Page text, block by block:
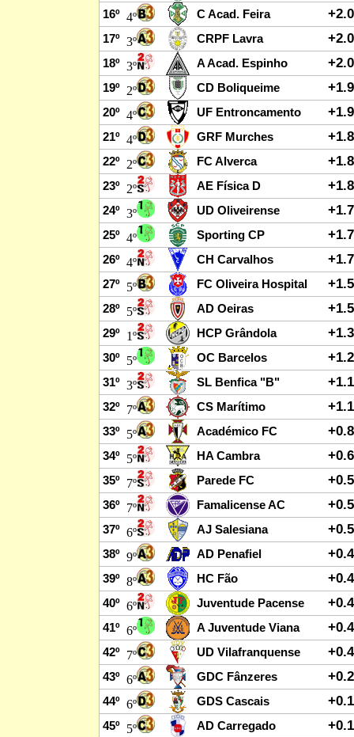
16º 4º C Acad. Feira
17º 3º CRPF Lavra
18º 3º A Acad. Espinho
19º 2º CD Boliqueime
20º 4º UF Entroncamento
21º 4º GRF Murches
22º 2º FC Alverca
23º 2º AE Física D
24º 3º UD Oliveirense
25º 4º Sporting CP
26º 4º CH Carvalhos
27º 5º FC Oliveira Hospital
28º 5º AD Oeiras
29º 1º HCP Grândola
30º 5º OC Barcelos
31º 3º SL Benfica "B"
32º 7º CS Marítimo
33º 5º Académico FC
34º 5º HA Cambra
35º 7º Parede FC
36º 7º Famalicense AC
37º 6º AJ Salesiana
38º 9º AD Penafiel
39º 8º HC Fão
40º 6º Juventude Pacense
41º 6º A Juventude Viana
42º 7º UD Vilafranquense
43º 6º GDC Fânzeres
44º 6º GDS Cascais
45º 5º AD Carregado